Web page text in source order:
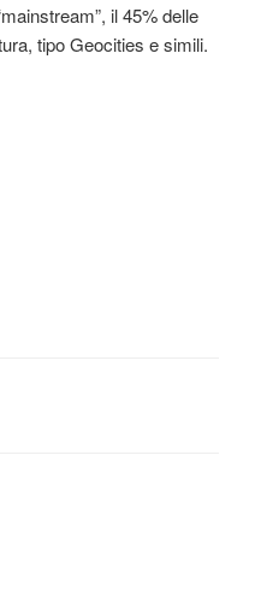
il 45% delle
tipo Geocities e simili.